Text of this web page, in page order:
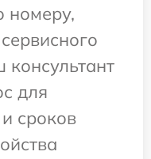
номеру,
для
сроков